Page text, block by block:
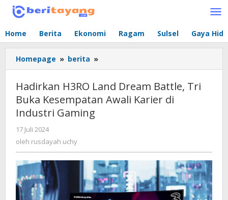
Lewati
Home Berita Ekonomi Ragam Sulsel Gaya
Homepage » berita »
H3RO
Land
Dream
Battle,
Karier
di
Industri Gaming
Hadirkan H3RO Land Dream Battle, Tri
Buka Kesempatan Awali Karier di
Industri Gaming
17 Juli 2024
rusdayah
oleh rusdayah uchy